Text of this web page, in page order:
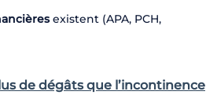
existent (APA, PCH,
de dégâts que l’incontinence